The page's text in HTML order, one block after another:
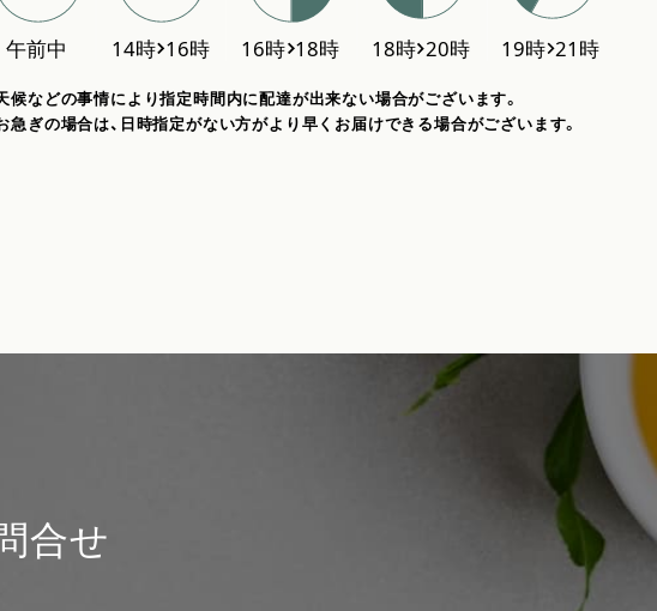
候などの事情により指定時間内に配達が出来ない場合がございます。
急ぎの場合は、日時指定がない方がより早くお届けできる場合がございます。
合せ